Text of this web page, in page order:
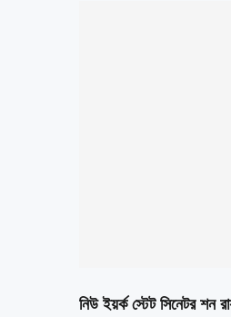
নিউ ইয়র্ক স্টেট সিনেটর শন